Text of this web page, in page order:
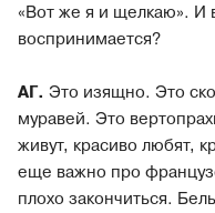
«Вот же я и щелкаю». И
воспринимается?
АГ. Это изящно. Это
муравей. Это
живут, красиво любят,
еще важно про
плохо закончиться.